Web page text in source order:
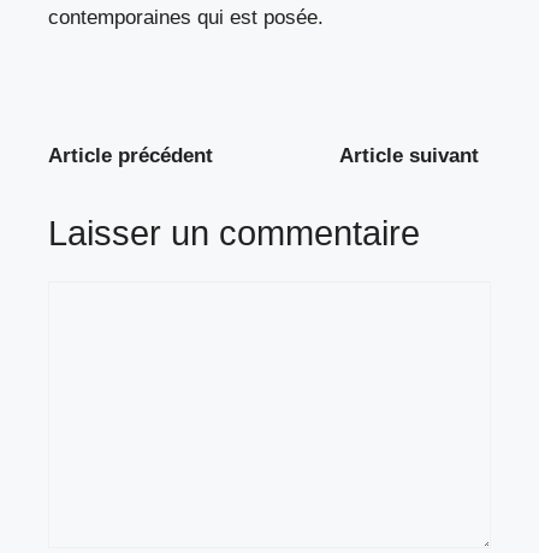
contemporaines qui est posée.
Article précédent Article suivant
Laisser un commentaire